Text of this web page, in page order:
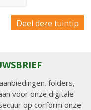
folders,
voor onze digitale
op conform onze